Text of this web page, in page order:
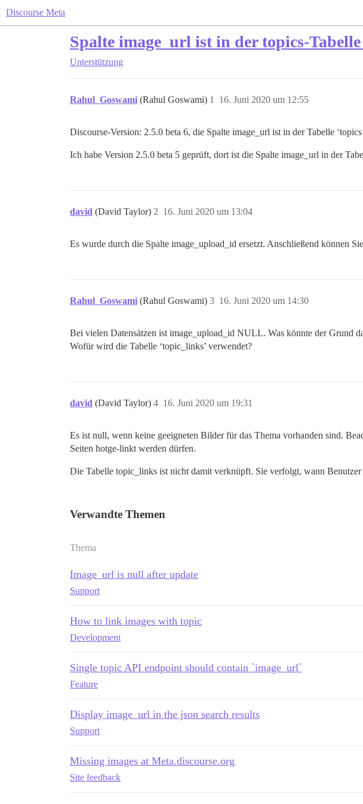
Discourse Meta
Spalte image_url ist in der topics-
Unterstützung
Rahul_Goswami (Rahul Goswami) 16. Juni 2020 um 12:55
1
Discourse-Version: 2.5.0 beta 6, die Spalte image_url ist in der Tabelle
Ich habe Version 2.5.0 beta 5 geprüft, dort ist die Spalte image_url in der
david (David Taylor) 16. Juni 2020 um 13:04
2
Es wurde durch die Spalte image_upload_id ersetzt. Anschließend können
Rahul_Goswami (Rahul Goswami) 16. Juni 2020 um 14:30
3
Bei vielen Datensätzen ist image_upload_id NULL. Was könnte der Grund
Wofür wird die Tabelle ‘topic_links’ verwendet?
david (David Taylor) 16. Juni 2020 um 19:31
4
Es ist null, wenn keine geeigneten Bilder für das Thema vorhanden sind.
Seiten hotge-linkt werden dürfen.
Die Tabelle topic_links ist nicht damit verknüpft. Sie verfolgt, wann
Verwandte Themen
Thema
Image_url is null after update
Support
How to link images with topic
Development
Single topic API endpoint should contain `image_url`
Feature
Display image_url in the json search results
Support
Missing images at Meta.discourse.org
Site feedback